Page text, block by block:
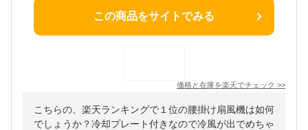
この商品をサイトでみる
価格と在庫を楽天でチェック >>
こちらの、楽天ランキングで１位の腰掛け扇風機は如何
でしょうか？冷却プレート付きなので冷風が出でめちゃ